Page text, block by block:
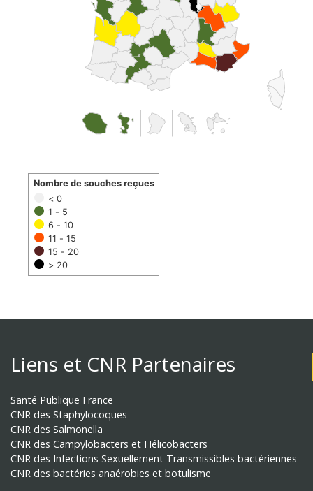
< 0
1 - 5
6 - 10
11 - 15
15 - 20
> 20
Nombre de souches reçues
Liens et CNR Partenaires
Santé Publique France
CNR des Staphylocoques
CNR des Salmonella
CNR des Campylobacters et Hélicobacters
CNR des Infections Sexuellement Transmissibles bactériennes
CNR des bactéries anaérobies et botulisme